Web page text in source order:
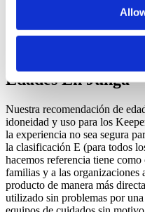
Junga no permite
religiosos, de violencia,
de consumo de
Cómo Funciona
Edades En Junga
Nuestra recomendación de
idoneidad y uso para los
la experiencia no sea segura
la clasificación E (para todos
hacemos referencia tiene
familias y a las
producto de manera más
utilizado sin problemas por